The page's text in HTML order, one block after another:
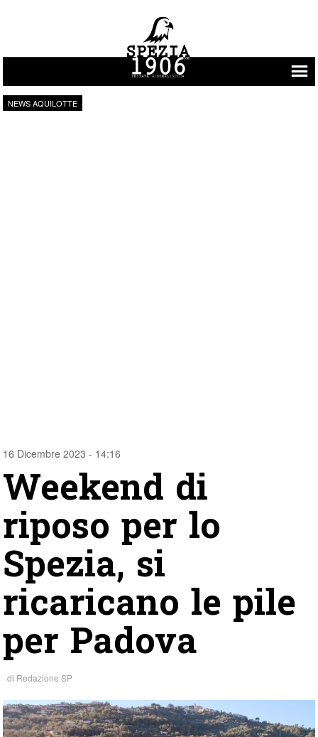
Vai al contenuto
NEWS AQUILOTTE
16 Dicembre 2023 - 14:16
Weekend di
riposo per lo
Spezia, si
ricaricano le pile
per Padova
di Redazione SP